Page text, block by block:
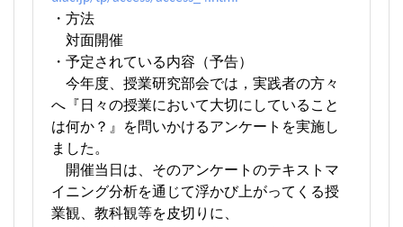
・方法
対面開催
・予定されている内容（予告）
今年度、授業研究部会では，実践者の方々
へ『日々の授業において大切にしていること
は何か？』を問いかけるアンケートを実施し
ました。
開催当日は、そのアンケートのテキストマ
イニング分析を通じて浮かび上がってくる授
業観、教科観等を皮切りに、